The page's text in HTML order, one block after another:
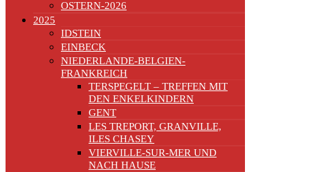
OSTERN-2026
2025
IDSTEIN
EINBECK
NIEDERLANDE-BELGIEN-
FRANKREICH
TERSPEGELT – TREFFEN MIT
DEN ENKELKINDERN
GENT
LES TREPORT, GRANVILLE,
ILES CHASEY
VIERVILLE-SUR-MER UND
NACH HAUSE